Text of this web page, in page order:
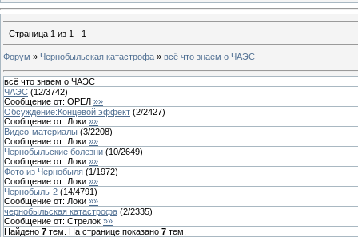
Страница 1 из 1 1
Форум » Чернобыльская катастрофа » всё что знаем о ЧАЭС
всё что знаем о ЧАЭС
ЧАЭС (12/3742)
Сообщение от: ОРЁЛ »»
Обсуждение:Концевой эффект (2/2427)
Сообщение от: Локи »»
Видео-материалы (3/2208)
Сообщение от: Локи »»
Чернобыльские болезни (10/2649)
Сообщение от: Локи »»
Фото из Чернобыля (1/1972)
Сообщение от: Локи »»
Чернобыль-2 (14/4791)
Сообщение от: Локи »»
чернобыльская катастрофа (2/2335)
Сообщение от: Стрелок »»
Найдено 7 тем. На странице показано 7 тем.